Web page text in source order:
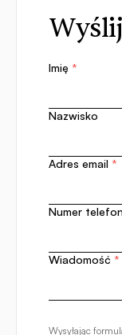
Imię *
Nazwisko
Adres email *
Numer
Wiadomość *
Wysyłając